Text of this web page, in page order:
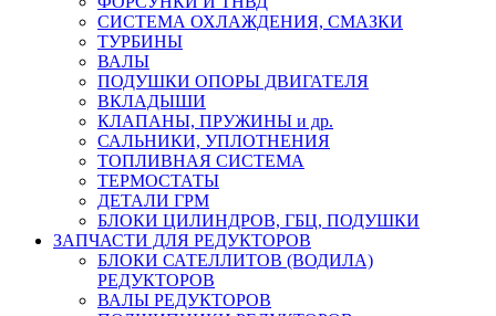
СИСТЕМА ОХЛАЖДЕНИЯ, СМАЗКИ
ТУРБИНЫ
ВАЛЫ
ПОДУШКИ ОПОРЫ ДВИГАТЕЛЯ
ВКЛАДЫШИ
КЛАПАНЫ, ПРУЖИНЫ и др.
САЛЬНИКИ, УПЛОТНЕНИЯ
ТОПЛИВНАЯ СИСТЕМА
ТЕРМОСТАТЫ
ДЕТАЛИ ГРМ
БЛОКИ ЦИЛИНДРОВ, ГБЦ, ПОДУШКИ
ЗАПЧАСТИ ДЛЯ РЕДУКТОРОВ
БЛОКИ САТЕЛЛИТОВ (ВОДИЛА)
РЕДУКТОРОВ
ВАЛЫ РЕДУКТОРОВ